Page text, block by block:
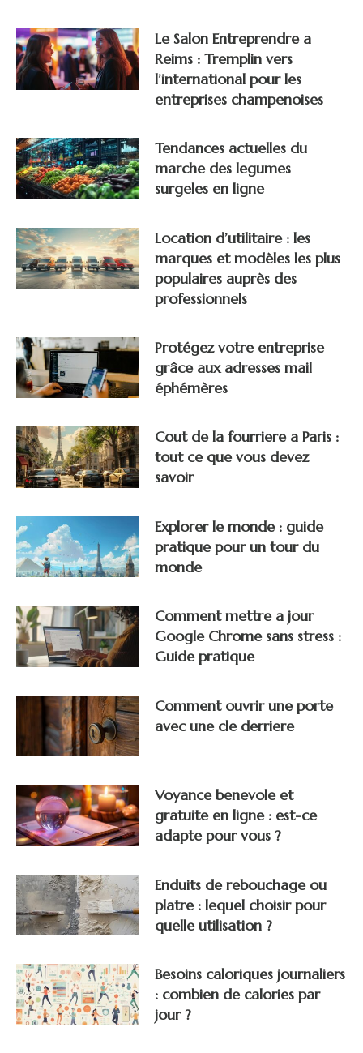
Le Salon Entreprendre a
Reims : Tremplin vers
l’international pour les
entreprises champenoises
Tendances actuelles du
marche des legumes
surgeles en ligne
Location d’utilitaire : les
marques et modèles les plus
populaires auprès des
professionnels
Protégez votre entreprise
grâce aux adresses mail
éphémères
Cout de la fourriere a Paris :
tout ce que vous devez
savoir
Explorer le monde : guide
pratique pour un tour du
monde
Comment mettre a jour
Google Chrome sans stress :
Guide pratique
Comment ouvrir une porte
avec une cle derriere
Voyance benevole et
gratuite en ligne : est-ce
adapte pour vous ?
Enduits de rebouchage ou
platre : lequel choisir pour
quelle utilisation ?
Besoins caloriques journaliers
: combien de calories par
jour ?